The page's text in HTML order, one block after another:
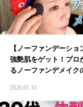
【ノーファンデーショ
強艶肌をゲット！プロ
るノーファンデメイク
2026.01.31